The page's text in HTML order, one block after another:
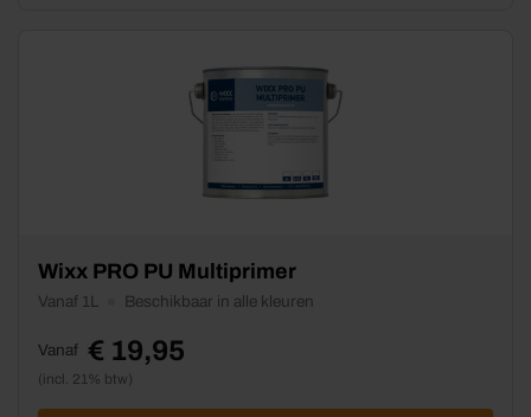
Wixx PRO PU Multiprimer
Vanaf 1L Beschikbaar in alle kleuren
Vanaf € 19,95
(incl. 21% btw)
Dit
heeft
variaties.
Deze
optie